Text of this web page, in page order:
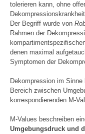
tolerieren kann, ohne
Der Begriff wurde von
Rahmen der
denen maximal
Symptomen der
Dekompression im
Bereich zwischen
korrespondierenden M-
M-Values beschreiben
Umgebungsdruck und